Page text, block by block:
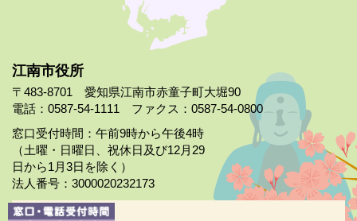
江南市役所
〒483-8701 愛知県江南市赤童子町大堀90
電話：0587-54-1111 ファクス：0587-54-0800
窓口受付時間：午前9時から午後4時
（土曜・日曜日、祝休日及び12月29
日から1月3日を除く）
法人番号：3000020232173
市役所案内